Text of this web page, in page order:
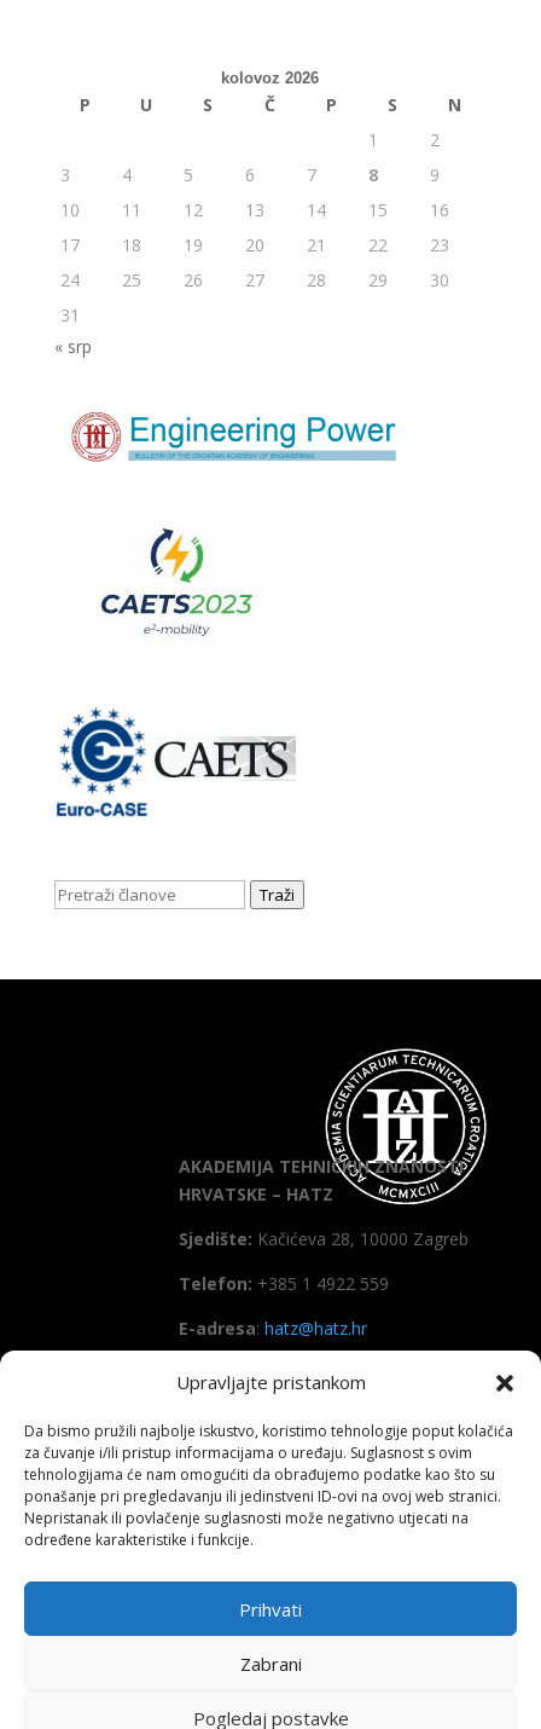
Upravljajte pristankom
Da bismo pružili najbolje iskustvo, koristimo tehnologije poput kolačića
za čuvanje i/ili pristup informacijama o uređaju. Suglasnost s ovim
tehnologijama će nam omogućiti da obrađujemo podatke kao što su
ponašanje pri pregledavanju ili jedinstveni ID-ovi na ovoj web stranici.
Nepristanak ili povlačenje suglasnosti može negativno utjecati na
određene karakteristike i funkcije.
Prihvati
Zabrani
Pogledaj postavke
kolovoz 2026
P U S Č P S
N
1
2
3
4 5 6 7 8
9
10
11 12 13 14 15
16
17
18 19 20 21 22
23
24
25 26 27 28 29
30
31
« srp
Traži
AKADEMIJA TEHNIČKIH ZNANOSTI
HRVATSKE – HATZ
Sjedište: Kačićeva 28, 10000 Zagreb
Telefon: +385 1 4922 559
E-adresa: hatz@hatz.hr
OIB: 89465386965
IBAN HR7923600001101573628
(Zagrebačka banka d.d)
SWIFT: ZABAHR2X
Copyright All right reserved HATZ – 2026